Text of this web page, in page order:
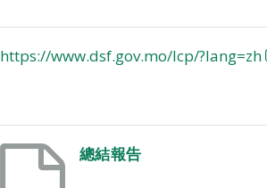
https://www.dsf.gov.mo/lcp/?lang=zh
總結報告